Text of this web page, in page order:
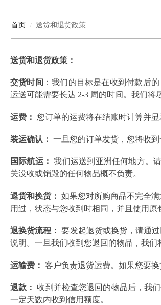
玩具礼品
玩具
未分类
首页 / 送货和退货政策
送货和退货政策：
交货时间 ：我们的目标是在收到付款后
运送可能需要长达 2-3 周的时间。我们将
运费： 您订单的运费将在结账时计算并
装运确认： 一旦您的订单发货，您将收
国际航运： 我们运送到亚洲任何地方。
关没收或销毁的任何物品概不负责。
退货和换货： 如果您对所购商品不完全
用过，状态与您收到时相同，并且使用原
退换货流程： 要发起退货或换货，请通
说明。一旦我们收到您退回的物品，我
运输费： 客户负责退货运费。如果您要
退款： 收到并检查您退回的物品后，我
一定天数内收到信用额度。